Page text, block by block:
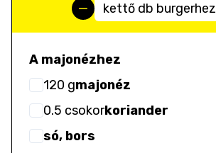
kettő db burgerhez
A majonézhez
120 gmajonéz
0.5 csokorkoriander
só, bors